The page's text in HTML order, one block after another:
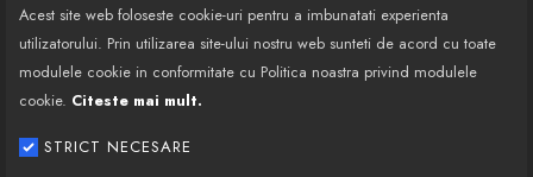
Acest site web foloseste cookie-uri pentru a imbunatati experienta
utilizatorului. Prin utilizarea site-ului nostru web sunteti de acord cu toate
modulele cookie in conformitate cu Politica noastra privind modulele
cookie. Citeste mai mult.
STRICT NECESARE
Vw
Polo
9N3 2001->
toate
Polo
9N1 2001->
toate
pentru modelele cu servodirectie
Fox
Lupo
Call Center: 0377 100 941
Program de lucru: Luni-Vineri
08:00 - 18:00
Email: contact@bestautovest.ro